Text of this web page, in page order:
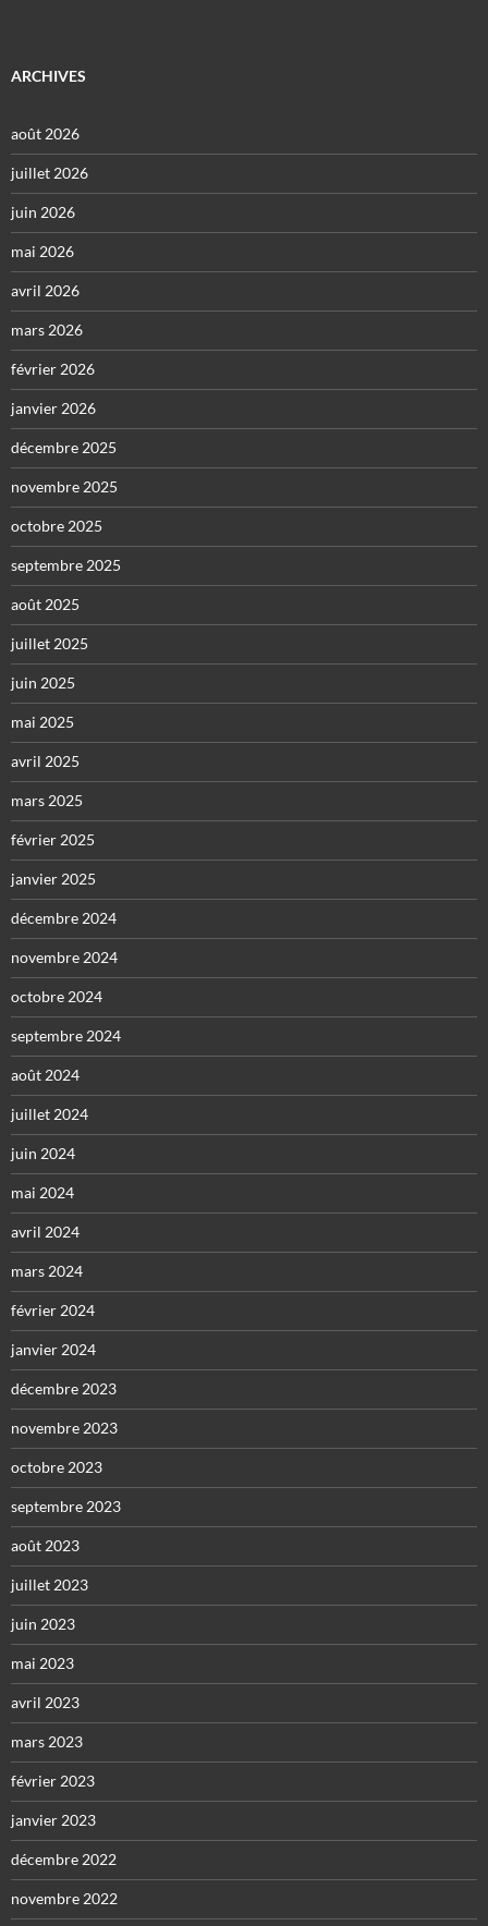
ARCHIVES
août 2026
juillet 2026
juin 2026
mai 2026
avril 2026
mars 2026
février 2026
janvier 2026
décembre 2025
novembre 2025
octobre 2025
septembre 2025
août 2025
juillet 2025
juin 2025
mai 2025
avril 2025
mars 2025
février 2025
janvier 2025
décembre 2024
novembre 2024
octobre 2024
septembre 2024
août 2024
juillet 2024
juin 2024
mai 2024
avril 2024
mars 2024
février 2024
janvier 2024
décembre 2023
novembre 2023
octobre 2023
septembre 2023
août 2023
juillet 2023
juin 2023
mai 2023
avril 2023
mars 2023
février 2023
janvier 2023
décembre 2022
novembre 2022